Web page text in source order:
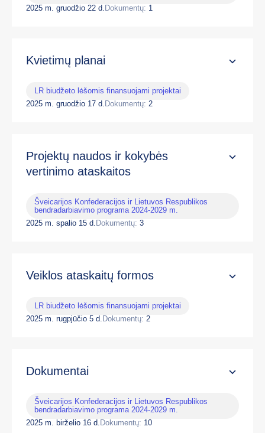
2025 m. gruodžio 22 d. Dokumentų: 1
Kvietimų planai
LR biudžeto lėšomis finansuojami projektai
2025 m. gruodžio 17 d. Dokumentų: 2
Projektų naudos ir kokybės
vertinimo ataskaitos
Šveicarijos Konfederacijos ir Lietuvos Respublikos
bendradarbiavimo programa 2024-2029 m.
2025 m. spalio 15 d. Dokumentų: 3
Veiklos ataskaitų formos
LR biudžeto lėšomis finansuojami projektai
2025 m. rugpjūčio 5 d. Dokumentų: 2
Dokumentai
Šveicarijos Konfederacijos ir Lietuvos Respublikos
bendradarbiavimo programa 2024-2029 m.
2025 m. birželio 16 d. Dokumentų: 10